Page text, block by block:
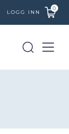
LOGG INN
0